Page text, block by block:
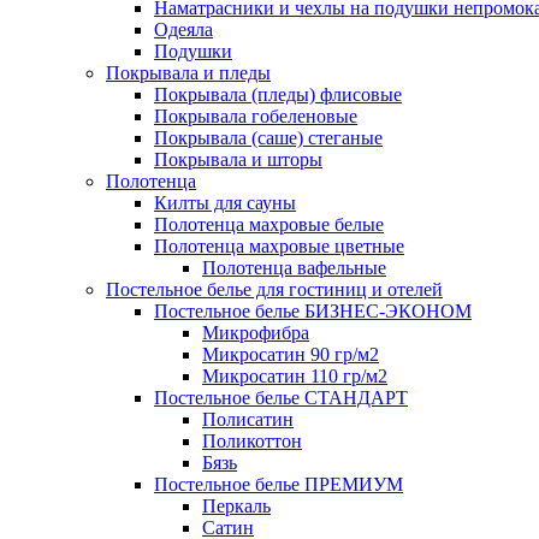
Наматрасники и чехлы на подушки
Одеяла
Подушки
Покрывала и пледы
Покрывала (пледы) флисовые
Покрывала гобеленовые
Покрывала (саше) стеганые
Покрывала и шторы
Полотенца
Килты для сауны
Полотенца махровые белые
Полотенца махровые цветные
Полотенца вафельные
Постельное белье для гостиниц и отелей
Постельное белье БИЗНЕС-ЭКОНОМ
Микрофибра
Микросатин 90 гр/м2
Микросатин 110 гр/м2
Постельное белье СТАНДАРТ
Полисатин
Поликоттон
Бязь
Постельное белье ПРЕМИУМ
Перкаль
Сатин